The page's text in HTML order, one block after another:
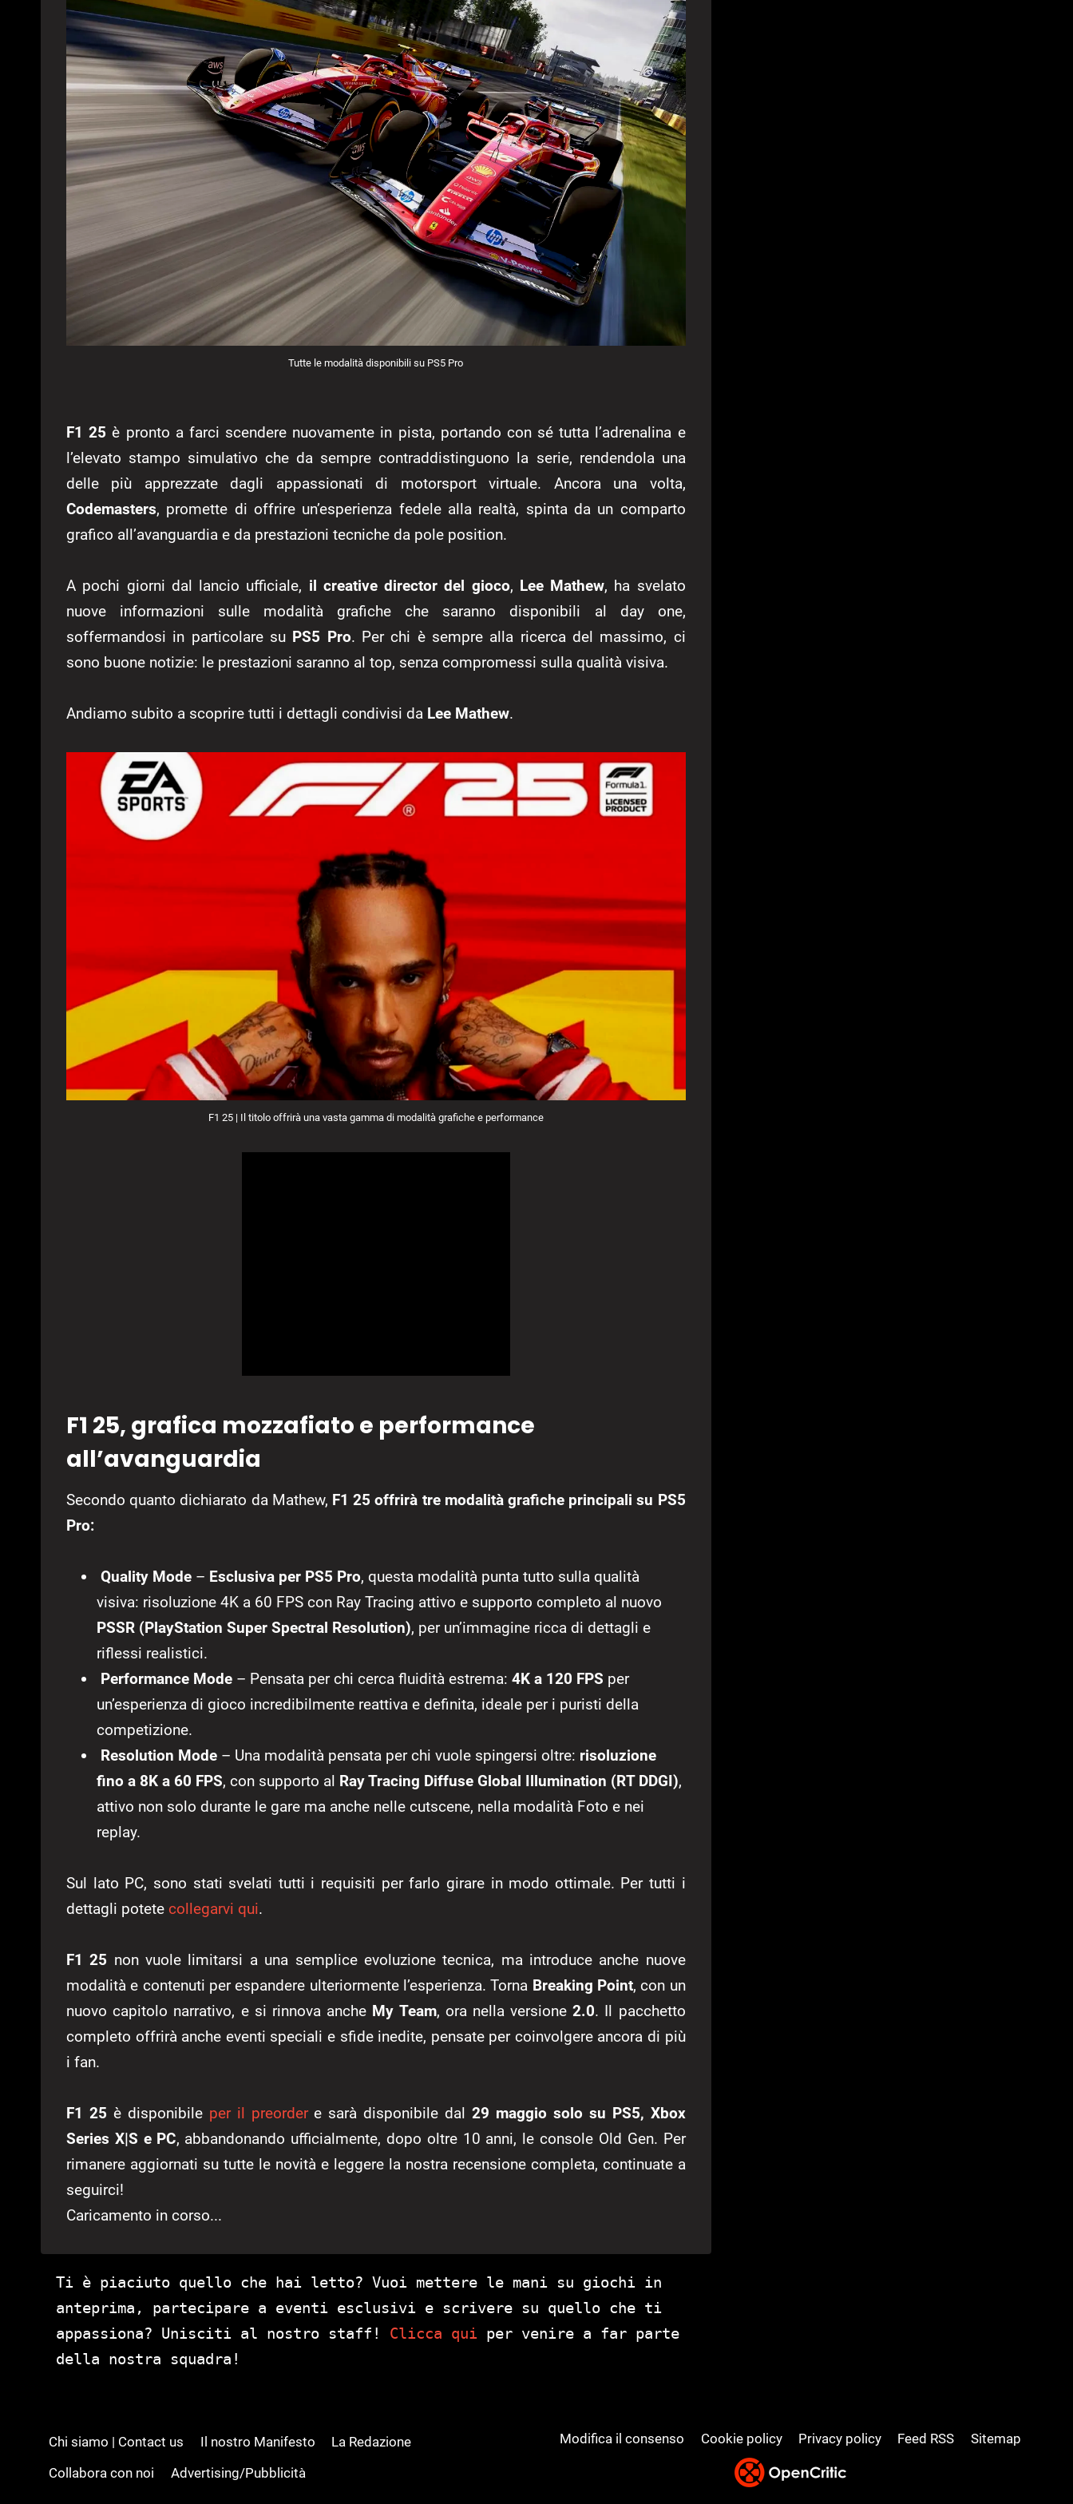
Tutte le modalità disponibili su PS5 Pro
F1 25 è pronto a farci scendere nuovamente in pista, portando con sé tutta l’adrenalina e
l’elevato stampo simulativo che da sempre contraddistinguono la serie, rendendola una
delle più apprezzate dagli appassionati di motorsport virtuale. Ancora una volta,
Codemasters, promette di offrire un’esperienza fedele alla realtà, spinta da un comparto
grafico all’avanguardia e da prestazioni tecniche da pole position.
A pochi giorni dal lancio ufficiale, il creative director del gioco, Lee Mathew, ha svelato
nuove informazioni sulle modalità grafiche che saranno disponibili al day one,
soffermandosi in particolare su PS5 Pro. Per chi è sempre alla ricerca del massimo, ci
sono buone notizie: le prestazioni saranno al top, senza compromessi sulla qualità visiva.
Andiamo subito a scoprire tutti i dettagli condivisi da Lee Mathew.
F1 25 | Il titolo offrirà una vasta gamma di modalità grafiche e performance
F1 25, grafica mozzafiato e performance
all’avanguardia
Secondo quanto dichiarato da Mathew, F1 25 offrirà tre modalità grafiche principali su PS5
Pro:
Quality Mode – Esclusiva per PS5 Pro, questa modalità punta tutto sulla qualità
visiva: risoluzione 4K a 60 FPS con Ray Tracing attivo e supporto completo al nuovo
PSSR (PlayStation Super Spectral Resolution), per un’immagine ricca di dettagli e
riflessi realistici.
Performance Mode – Pensata per chi cerca fluidità estrema: 4K a 120 FPS per
un’esperienza di gioco incredibilmente reattiva e definita, ideale per i puristi della
competizione.
Resolution Mode – Una modalità pensata per chi vuole spingersi oltre: risoluzione
fino a 8K a 60 FPS, con supporto al Ray Tracing Diffuse Global Illumination (RT DDGI),
attivo non solo durante le gare ma anche nelle cutscene, nella modalità Foto e nei
replay.
Sul lato PC, sono stati svelati tutti i requisiti per farlo girare in modo ottimale. Per tutti i
dettagli potete collegarvi qui.
F1 25 non vuole limitarsi a una semplice evoluzione tecnica, ma introduce anche nuove
modalità e contenuti per espandere ulteriormente l’esperienza. Torna Breaking Point, con un
nuovo capitolo narrativo, e si rinnova anche My Team, ora nella versione2.0. Il pacchetto
completo offrirà anche eventi speciali e sfide inedite, pensate per coinvolgere ancora di più
i fan.
F1 25 è disponibile per il preordere sarà disponibile dal29 maggio solo su PS5, Xbox
Series X|S e PC, abbandonando ufficialmente, dopo oltre 10 anni, le console Old Gen. Per
rimanere aggiornati su tutte le novità e leggere la nostra recensione completa, continuate a
seguirci!
Caricamento in corso...
Ti è piaciuto quello che hai letto? Vuoi mettere le mani su giochi in
anteprima, partecipare a eventi esclusivi e scrivere su quello che ti
appassiona? Unisciti al nostro staff! Clicca qui per venire a far parte
della nostra squadra!
Chi siamo | Contact us Il nostro Manifesto
La Redazione
Collabora con noi
Advertising/Pubblicità
Modifica il consenso Cookie policy Privacy policy Feed RSS Sitemap